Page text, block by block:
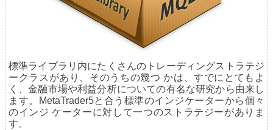
標準ライブラリ内にたくさんのトレーディングストラテジ
ークラスがあり、そのうちの幾つ かは、すでにとてもよ
く、金融市場や利益分析についての有名な研究から由来し
ます。MetaTrader5と合う標準のインジケーターから個々
のインジ ケーターに対して一つのストラテジーがありま
す。